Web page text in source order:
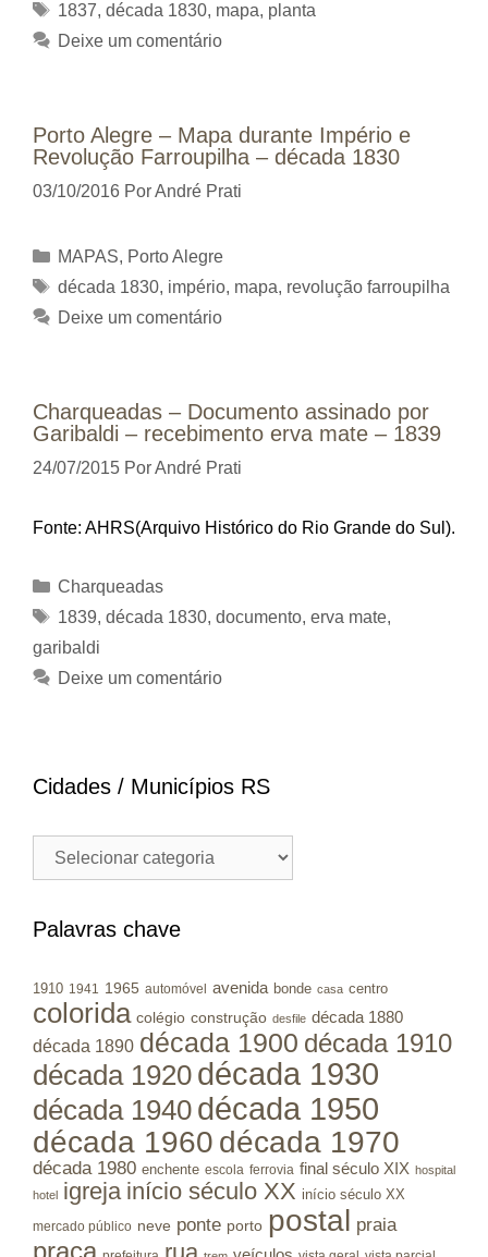
Tags
1837, década 1830, mapa, planta
Deixe um comentário
Porto Alegre – Mapa durante Império e
Revolução Farroupilha – década 1830
03/10/2016 PorAndré Prati
Categorias
MAPAS, Porto Alegre
Tags
década 1830, império, mapa, revolução farroupilha
Deixe um comentário
Charqueadas – Documento assinado por
Garibaldi – recebimento erva mate – 1839
24/07/2015 PorAndré Prati
Fonte: AHRS(Arquivo Histórico do Rio Grande do Sul).
Categorias
Charqueadas
Tags
1839, década 1830, documento, erva mate,
garibaldi
Deixe um comentário
Cidades / Municípios RS
Cidades
Municípios
Palavras chave
1910 1941 1965 automóvel avenida bonde casa centro
colorida colégio construção desfile década 1880
década 1890 década 1900 década 1910
década 1920 década 1930
década 1940 década 1950
década 1960 década 1970
década 1980 enchente escola ferrovia final século XIX hospital
hotel igreja início século XX início século XX
mercado público neve ponte porto postal praia